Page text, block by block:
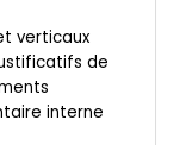
verticaux
de
interne